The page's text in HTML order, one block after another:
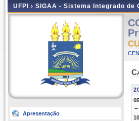
UFPI › SIGAA - Sistema Integrado
Apresentação
→